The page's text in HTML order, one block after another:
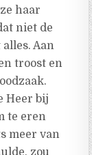
haar
niet de
Aan
troost en
Heer bij
te eren
meer van
zou